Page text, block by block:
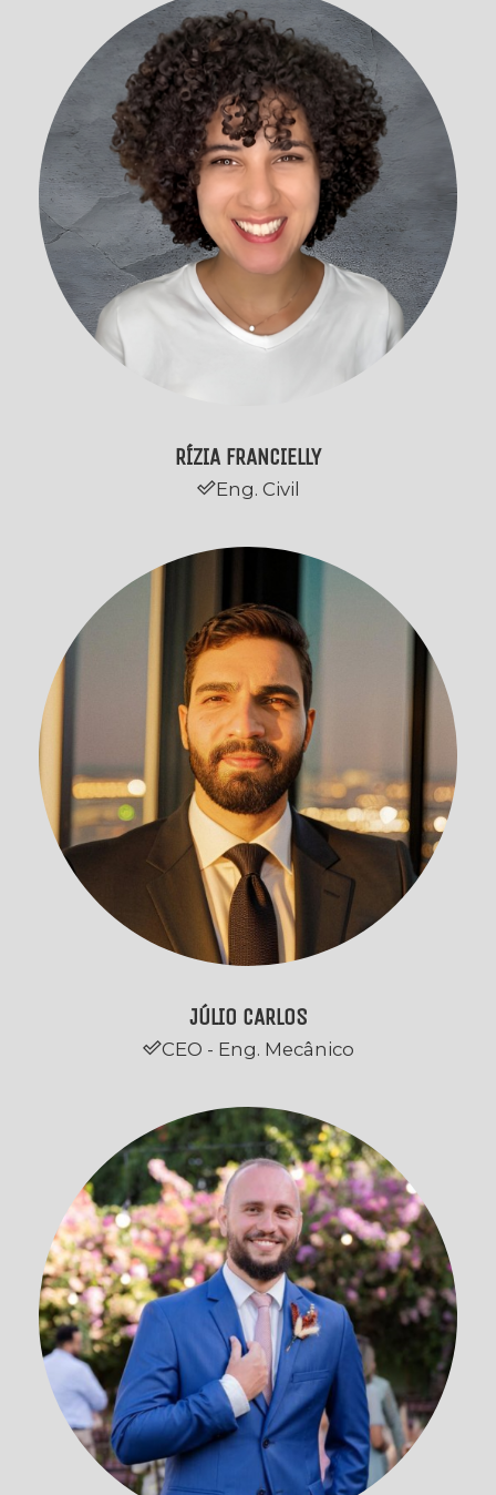
RÍZIA FRANCIELLY
Eng. Civil
JÚLIO CARLOS
CEO - Eng. Mecânico